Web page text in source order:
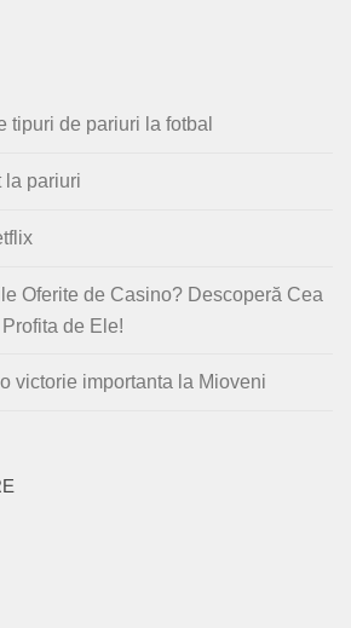
tipuri de pariuri la fotbal
la pariuri
Oferite de Casino? Descoperă Cea
de Ele!
victorie importanta la Mioveni